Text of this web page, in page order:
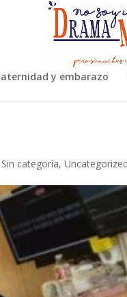
y embarazo
Sin categoría, Uncategorized